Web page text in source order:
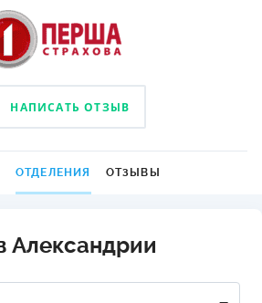
НАПИСАТЬ ОТЗЫВ
ОТДЕЛЕНИЯ ОТЗЫВЫ
Александрии